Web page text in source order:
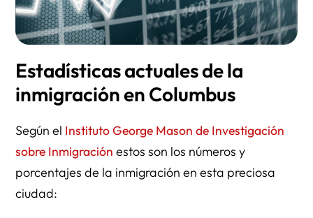
Estadísticas actuales de la
inmigración en Columbus
Según el Instituto George Mason de Investigación
sobre Inmigración estos son los números y
porcentajes de la inmigración en esta preciosa
ciudad: